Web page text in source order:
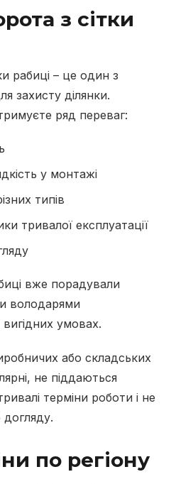
з сітки
рабиці – це один з
захисту ділянки.
ряд переваг:
у монтажі
типів
тривалої експлуатації
вже порадували
володарями
вигідних умовах.
або складських
не піддаються
терміни роботи і не
по регіону